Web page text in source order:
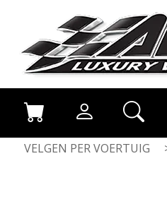
VELGEN PER VOERTUIG